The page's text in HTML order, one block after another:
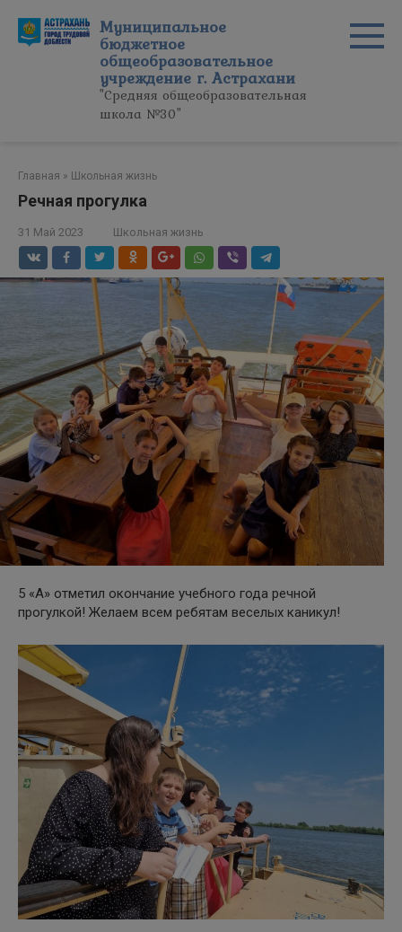
контенту
Муниципальное
бюджетное
общеобразовательное
учреждение г. Астрахани
"Средняя общеобразовательная
школа №30"
Главная » Школьная жизнь
Речная прогулка
31 Май 2023 Школьная жизнь
5 «А» отметил окончание учебного года речной
прогулкой! Желаем всем ребятам веселых каникул!